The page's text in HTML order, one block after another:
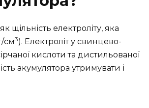
щільність електроліту, яка
см3). Електроліт у свинцево-
кислоти та дистильованої
акумулятора утримувати і